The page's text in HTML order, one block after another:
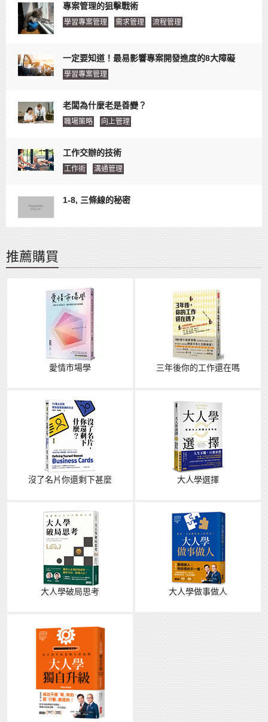
專案管理的狙擊戰術
學習專案管理 需求管理 流程管理
一定要知道！最易影響專案開發進度的8大障礙
學習專案管理
老闆為什麼老是善變？
職場策略 向上管理
工作交辦的技術
工作術 溝通管理
1-8, 三條線的秘密
推薦購買
愛情市場學 三年後你的工作還在嗎
沒了名片你還剩下甚麼 大人學選擇
大人學破局思考 大人學做事做人